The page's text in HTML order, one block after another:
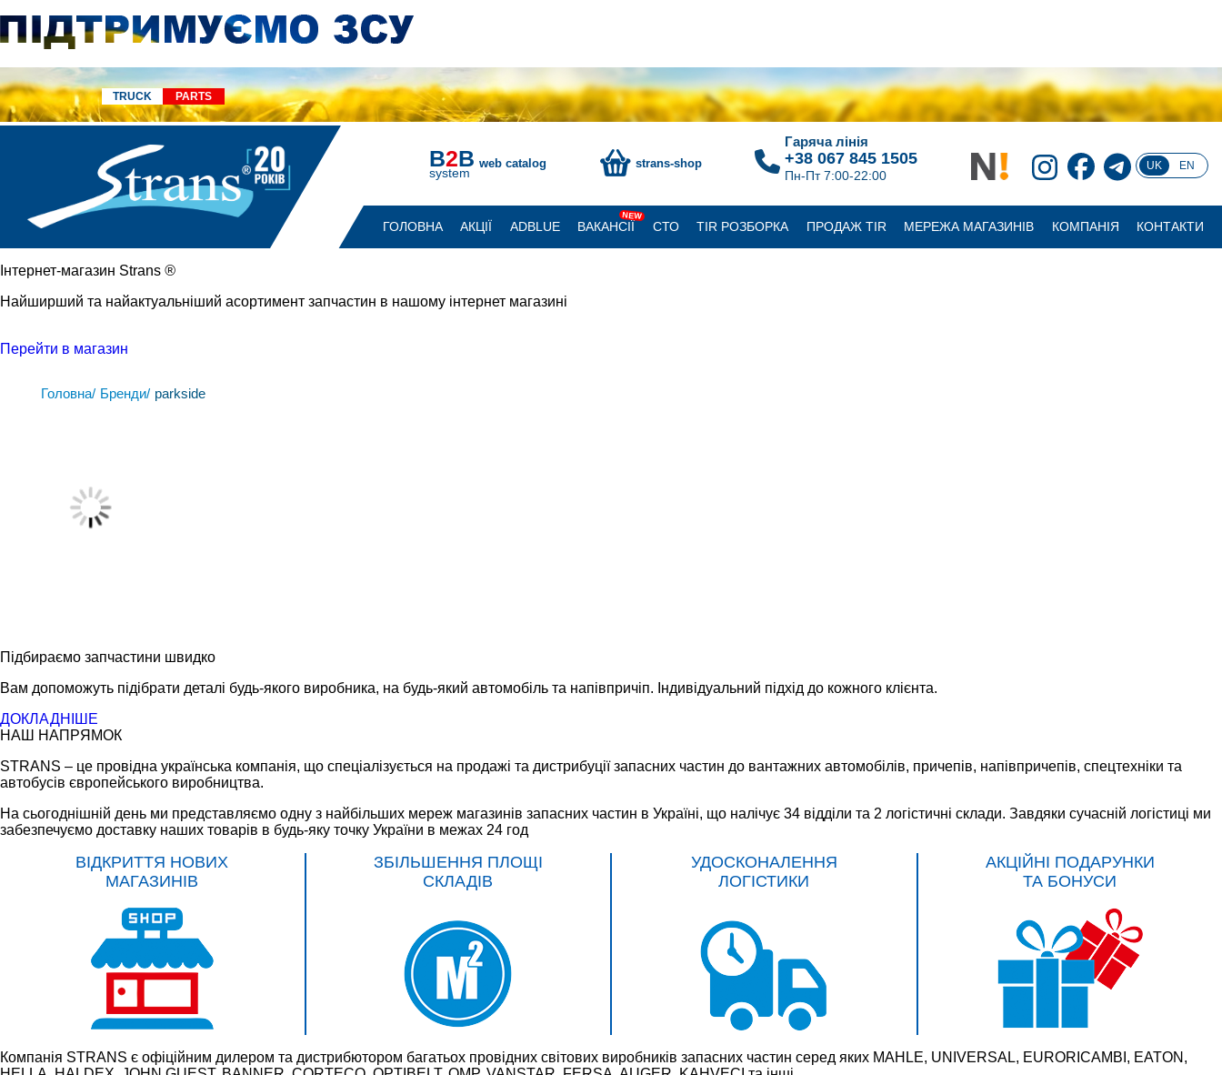
TRUCK PARTS
B2B
system
web catalog strans-shop
Гаряча лінія
+38 067 845 1505
Пн-Пт 7:00-22:00
UK EN
ГОЛОВНА АКЦІЇ ADBLUE ВАКАНСІЇ
NEW
СТО TIR РОЗБОРКА ПРОДАЖ TIR МЕРЕЖА МАГАЗИНІВ КОМПАНІЯ КОНТАКТИ
Iнтернет-магазин Strans ®
Найширший та найактуальніший асортимент запчастин в нашому інтернет магазині
Перейти в магазин
Головна/ Бренди/ parkside
Підбираємо запчастини швидко
Вам допоможуть підібрати деталі будь-якого виробника, на будь-який автомобіль та напівпричіп. Індивідуальний підхід до кожного клієнта.
ДОКЛАДНІШЕ
НАШ НАПРЯМОК
STRANS – це провідна українська компанія, що спеціалізується на продажі та дистрибуції запасних частин до вантажних автомобілів, причепів, напівпричепів, спецтехніки та
автобусів європейського виробництва.
На сьогоднішній день ми представляємо одну з найбільших мереж магазинів запасних частин в Україні, що налічує 34 відділи та 2 логістичні склади. Завдяки сучасній логістиці ми
забезпечуємо доставку наших товарів в будь-яку точку України в межах 24 год
ВІДКРИТТЯ НОВИХ
МАГАЗИНІВ
ЗБІЛЬШЕННЯ ПЛОЩІ
СКЛАДІВ
УДОСКОНАЛЕННЯ
ЛОГІСТИКИ
АКЦІЙНІ ПОДАРУНКИ
ТА БОНУСИ
Компанія STRANS є офіційним дилером та дистрибютором багатьох провідних світових виробників запасних частин серед яких MAHLE, UNIVERSAL, EURORICAMBI, EATON,